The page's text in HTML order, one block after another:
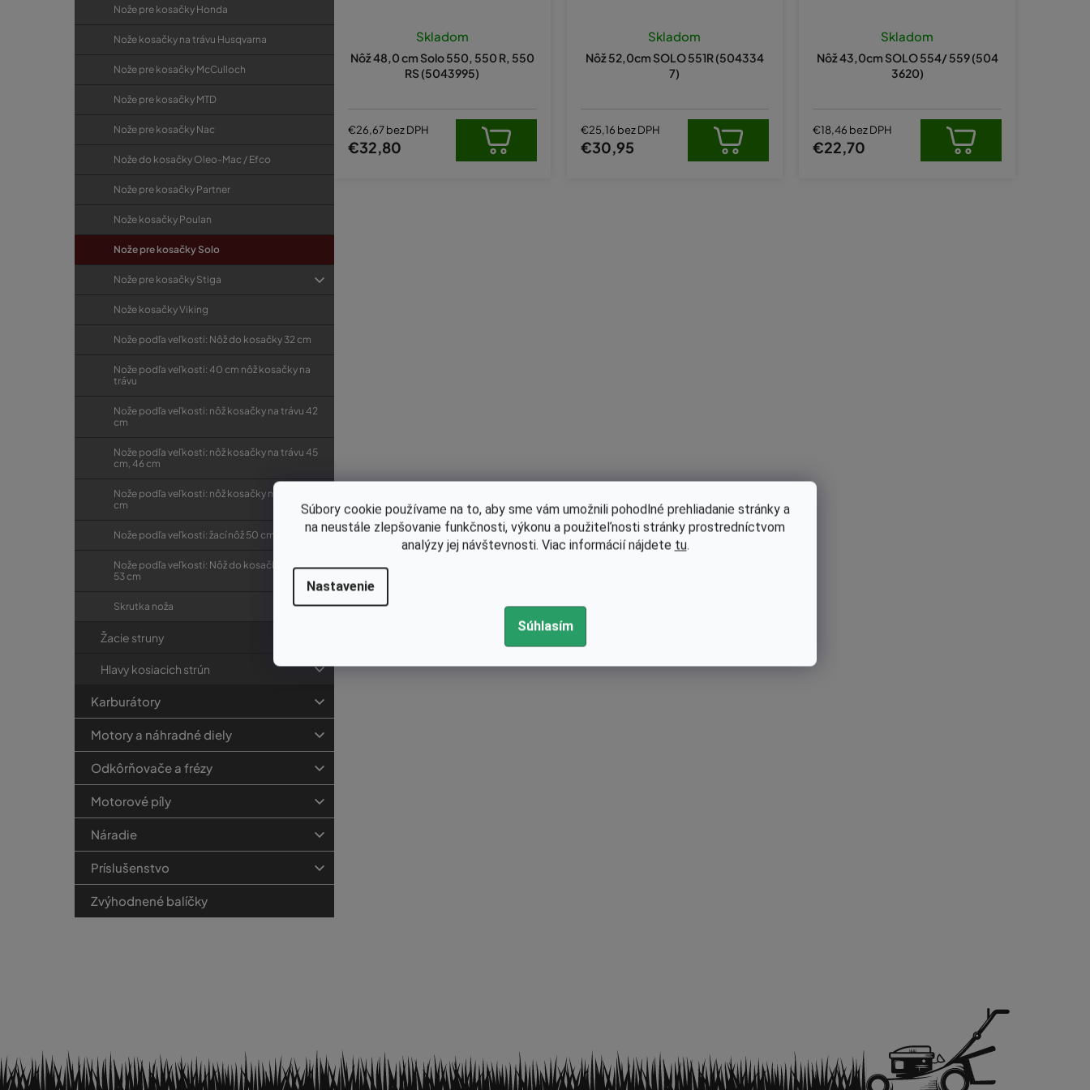
Súbory cookie používame na to, aby sme vám umožnili pohodlné prehliadanie stránky a
na neustále zlepšovanie funkčnosti, výkonu a použiteľnosti stránky prostredníctvom
analýzy jej návštevnosti. Viac informácií nájdete tu.
Nastavenie
Súhlasím
Nože pre kosačky Honda
Nože kosačky na trávu Husqvarna
Nože pre kosačky McCulloch
Nože pre kosačky MTD
Nože pre kosačky Nac
Nože do kosačky Oleo-Mac / Efco
Nože pre kosačky Partner
Nože kosačky Poulan
Nože pre kosačky Solo
Nože pre kosačky Stiga
Nože kosačky Viking
Nože podľa veľkosti: Nôž do kosačky 32 cm
Nože podľa veľkosti: 40 cm nôž kosačky na
trávu
Nože podľa veľkosti: nôž kosačky na trávu 42
cm
Nože podľa veľkosti: nôž kosačky na trávu 45
cm, 46 cm
Nože podľa veľkosti: nôž kosačky na trávu 48
cm
Nože podľa veľkosti: žací nôž 50 cm, 51 cm
Nože podľa veľkosti: Nôž do kosačky 52 cm,
53 cm
Skrutka noža
Žacie struny
Hlavy kosiacich strún
Karburátory
Motory a náhradné diely
Odkôrňovače a frézy
Motorové píly
Náradie
Príslušenstvo
Zvýhodnené balíčky
Nôž 48,0 cm Solo 550, 550 R, 550
RS (5043995)
Skladom
€26,67 bez DPH
€32,80
Nôž 52,0cm SOLO 551R (504334
7)
Skladom
€25,16 bez DPH
€30,95
Nôž 43,0cm SOLO 554/ 559 (504
3620)
Skladom
€18,46 bez DPH
€22,70
v
p
i
s